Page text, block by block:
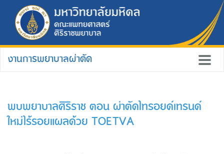
งานการพยาบาลผ่าตัด
พบพยาบาลศิริราช ตอน ผ่าตัดไทรอยด์เทรนด์
ใหม่ไร้รอยแผลด้วย TOETVA